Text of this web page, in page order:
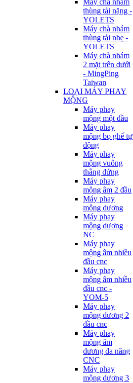
Máy chà nhám
thùng tải nặng -
YOLETS
Máy chà nhám
thùng tải nhẹ -
YOLETS
Máy chà nhám
2 mặt trên dưới
- MingPing
Taiwan
LOẠI MÁY PHAY
MỘNG
Máy phay
mộng một đầu
Máy phay
mộng bọ ghế tự
động
Máy phay
mộng vuông
thẳng đứng
Máy phay
mộng âm 2 đầu
Máy phay
mộng dương
Máy phay
mộng dương
NC
Máy phay
mộng âm nhiều
đầu cnc
Máy phay
mộng âm nhiều
đầu cnc -
YOM-5
Máy phay
mộng dương 2
đầu cnc
Máy phay
mộng âm
dương đa năng
CNC
Máy phay
mộng dương 3